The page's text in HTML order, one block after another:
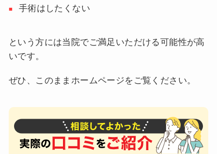
手術はしたくない
という方には当院でご満足いただける可能性が高
いです。
ぜひ、このままホームページをご覧ください。